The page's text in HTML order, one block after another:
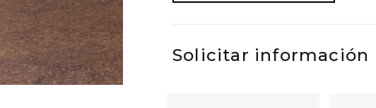
Solicitar información